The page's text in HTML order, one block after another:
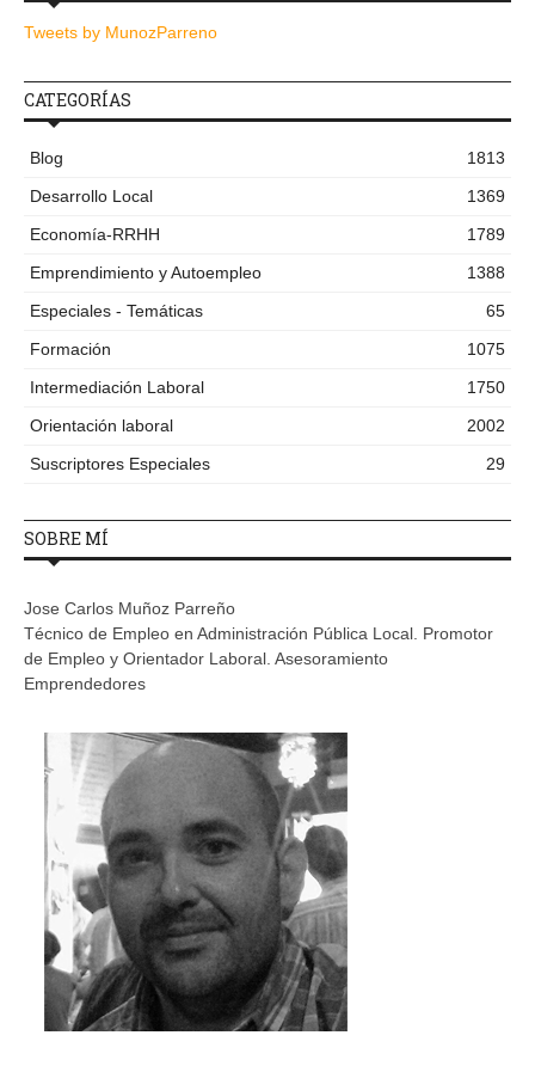
Tweets by MunozParreno
CATEGORÍAS
Blog
1813
Desarrollo Local
1369
Economía-RRHH
1789
Emprendimiento y Autoempleo
1388
Especiales - Temáticas
65
Formación
1075
Intermediación Laboral
1750
Orientación laboral
2002
Suscriptores Especiales
29
SOBRE MÍ
Jose Carlos Muñoz Parreño
Técnico de Empleo en Administración Pública Local. Promotor
de Empleo y Orientador Laboral. Asesoramiento
Emprendedores